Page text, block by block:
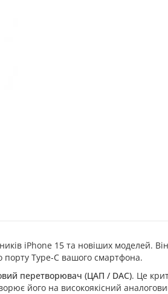
iPhone 15 та новіших моделей.
Type-C вашого смартфона.
перетворювач (ЦАП / DAC). Це
його на високоякісний